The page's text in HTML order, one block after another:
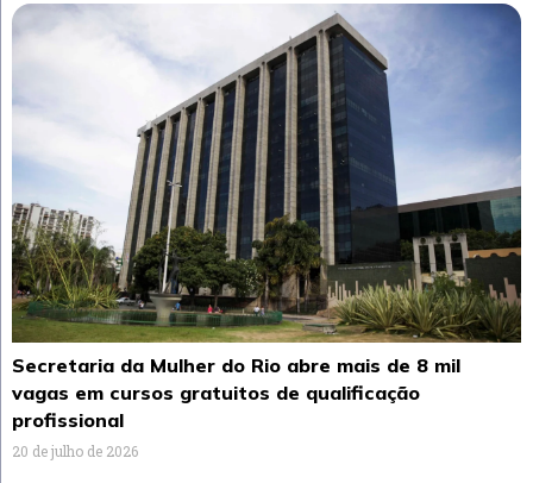
Secretaria da Mulher do Rio abre mais de 8 mil
vagas em cursos gratuitos de qualificação
profissional
20 de julho de 2026